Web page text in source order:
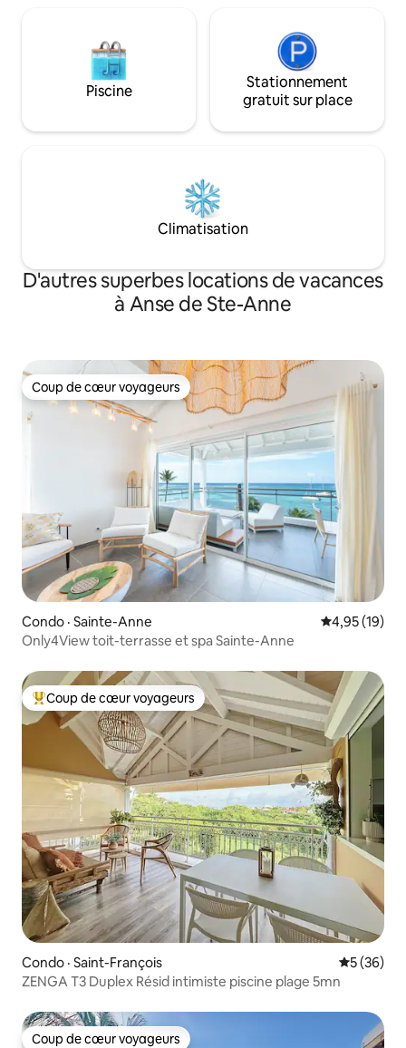
Piscine
Stationnement
gratuit sur place
Climatisation
D'autres superbes locations de vacances
à Anse de Ste-Anne
Coup de cœur voyageurs
Coup de cœur voyageurs
Condo · Sainte-Anne Note
4,95 (19)
Only4View toit-terrasse et spa Sainte-Anne
Coup de cœur voyageurs parmi les plus aimés
Coup de cœur voyageurs
Condo · Saint-François Note
5 (36)
ZENGA T3 Duplex Résid intimiste piscine plage 5mn
Coup de cœur voyageurs